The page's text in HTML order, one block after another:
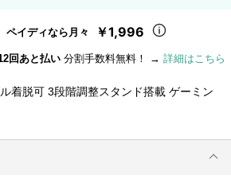
ペイディなら月々 ￥1,996
回あと払い 分割手数料無料！ → 詳細はこちら
着脱可 3段階調整スタンド搭載 ゲーミン